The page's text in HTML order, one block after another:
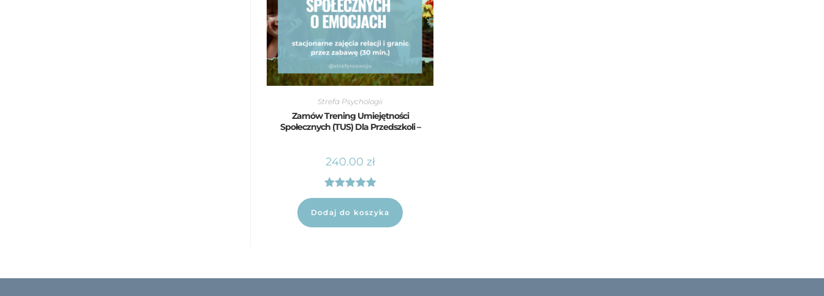
Strefa Psychologii
Zamów Trening Umiejętności
Społecznych (TUS) Dla Przedszkoli –
240.00 zł
Oceniono
5.00na 5
Dodaj do koszyka